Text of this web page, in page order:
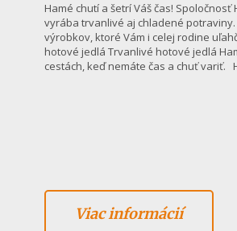
Hamé chutí a šetrí Váš čas!
vyrába trvanlivé aj chladené
výrobkov, ktoré Vám i celej rodine
hotové jedlá Trvanlivé hotové jedlá
cestách, keď nemáte čas a chuť variť.
Viac informácií